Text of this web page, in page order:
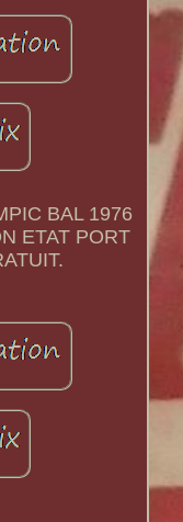
BAL 1976
ETAT PORT